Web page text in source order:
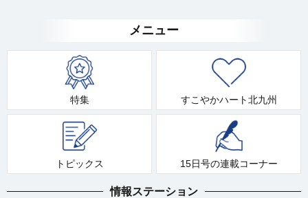
メニュー
特集 すこやかハート北九州
トピックス 15日号の連載コーナー
情報ステーション